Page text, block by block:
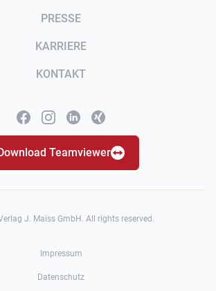
PRESSE
KARRIERE
KONTAKT
Teamviewer
J. Maiss GmbH. All rights reserved.
Impressum
Datenschutz